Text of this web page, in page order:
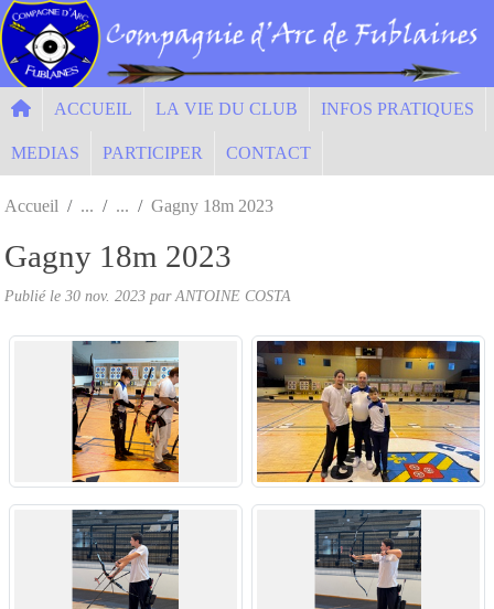
ACCUEIL LA VIE DU CLUB INFOS PRATIQUES
MEDIAS PARTICIPER CONTACT
Accueil Gagny 18m 2023
Gagny 18m 2023
Publié le 30 nov. 2023 par ANTOINE COSTA
Panneau de gestion des cookies